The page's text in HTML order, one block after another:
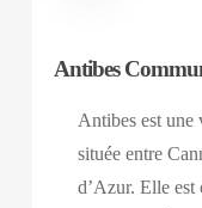
Antibes
Antibes est une
située entre
d’Azur. Elle est